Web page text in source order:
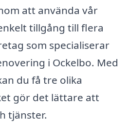
att använda vår
tillgång till flera
som specialiserar
i Ockelbo. Med
du få tre olika
gör det lättare att
tjänster.